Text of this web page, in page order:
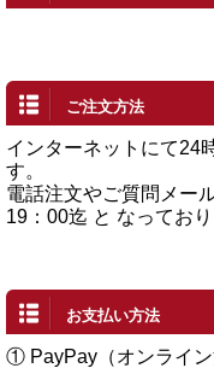
ご注文方法
インターネットにて24
す。
電話注文やご質問メー
19：00迄 と なってお
お支払い方法
① PayPay（オンライ